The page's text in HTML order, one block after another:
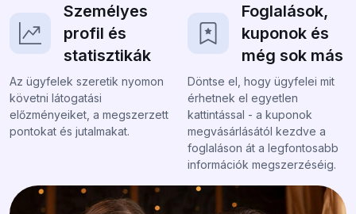
Személyes
profil és
statisztikák
Az ügyfelek szeretik nyomon
követni látogatási
előzményeiket, a megszerzett
pontokat és jutalmakat.
Foglalások,
kuponok és
még sok más
Döntse el, hogy ügyfelei mit
érhetnek el egyetlen
kattintással - a kuponok
megvásárlásától kezdve a
foglaláson át a legfontosabb
információk megszerzéséig.